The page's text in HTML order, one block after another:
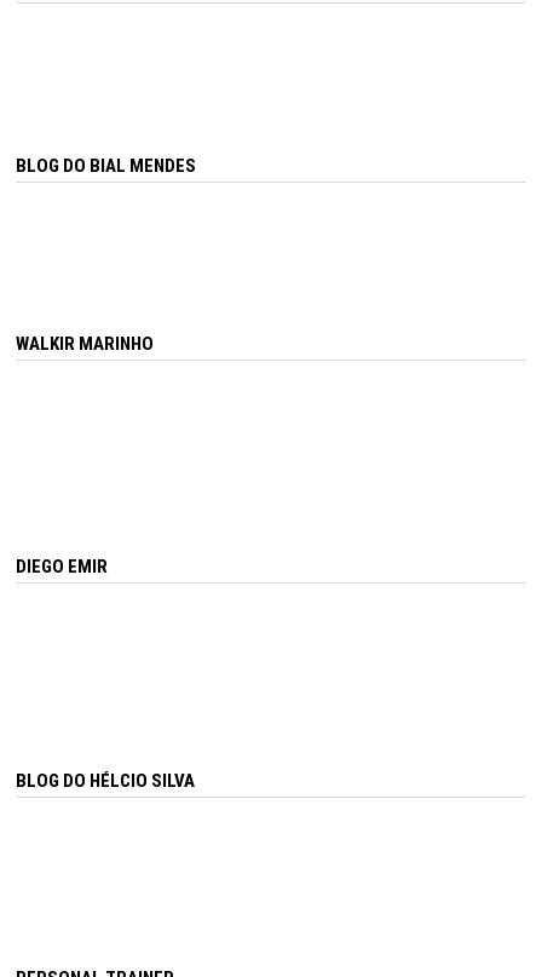
BLOG DO BIAL MENDES
WALKIR MARINHO
DIEGO EMIR
BLOG DO HÉLCIO SILVA